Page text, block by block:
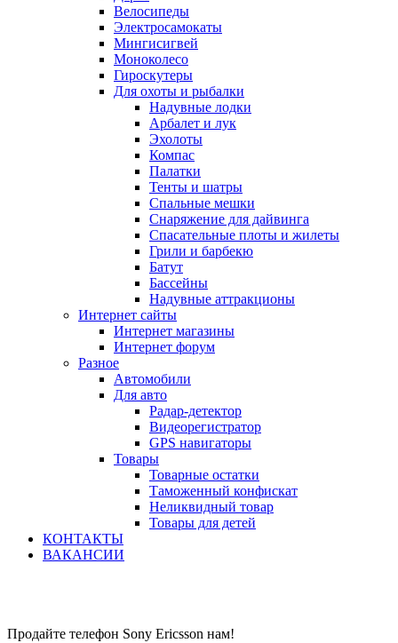
Велосипеды
Электросамокаты
Мингисигвей
Моноколесо
Гироскутеры
Для охоты и рыбалки
Надувные лодки
Арбалет и лук
Эхолоты
Компас
Палатки
Тенты и шатры
Спальные мешки
Снаряжение для дайвинга
Спасательные плоты и жилеты
Грили и барбекю
Батут
Бассейны
Надувные аттракционы
Интернет сайты
Интернет магазины
Интернет форум
Разное
Автомобили
Для авто
Радар-детектор
Видеорегистратор
GPS навигаторы
Товары
Товарные остатки
Таможенный конфискат
Неликвидный товар
Товары для детей
КОНТАКТЫ
ВАКАНСИИ
Продайте телефон Sony Ericsson нам!